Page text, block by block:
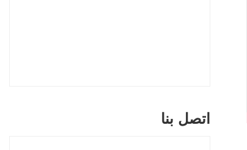
اتصل بنا